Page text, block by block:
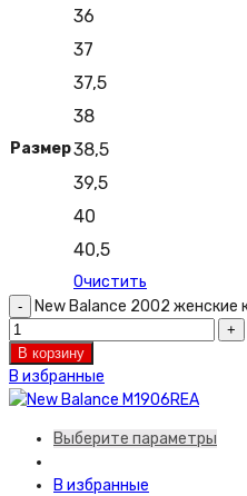
Размер
36
37
37,5
38
38,5
39,5
40
40,5
Очистить
New Balance 2002 женские
В корзину
В избранные
Выберите параметры
В избранные